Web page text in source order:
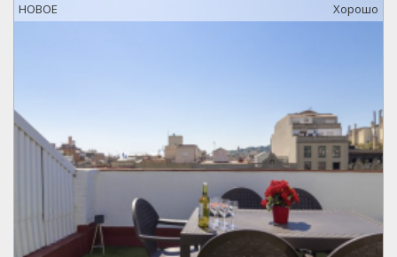
НОВОЕ Xорошо